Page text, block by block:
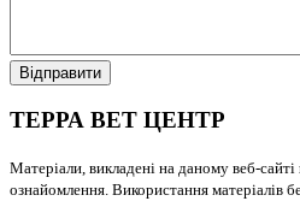
Відправити
ТЕРРА ВЕТ ЦЕНТР
Матеріали, викладені на даному веб-
ознайомлення. Використання матеріалів